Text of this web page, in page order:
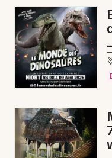
Sports
Soirées
Sorties famille
Sorties & loisirs
Journées du
Paris
Strasbourg
Toulouse
Toutes les villes